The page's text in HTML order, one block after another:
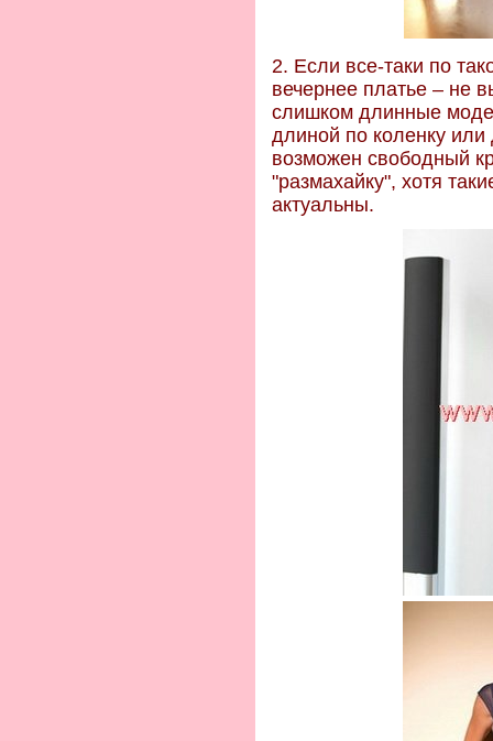
2. Если все-таки по
вечернее платье – не
слишком длинные
длиной по коленку
возможен свободный
"размахайку", хотя
актуальны.